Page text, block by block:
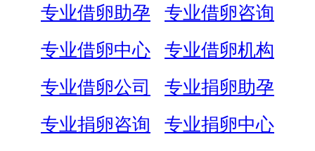
专业借卵助孕
专业借卵咨询
专业借卵中心
专业借卵机构
专业借卵公司
专业捐卵助孕
专业捐卵咨询
专业捐卵中心